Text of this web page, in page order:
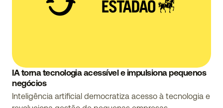
IA torna tecnologia acessível e impulsiona pequenos
negócios
Inteligência artificial democratiza acesso à tecnologia e